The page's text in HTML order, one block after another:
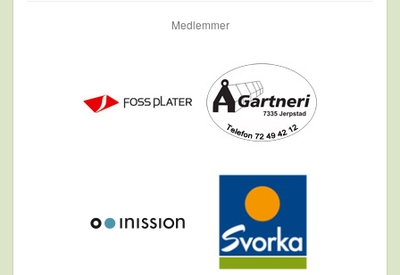
Medlemmer